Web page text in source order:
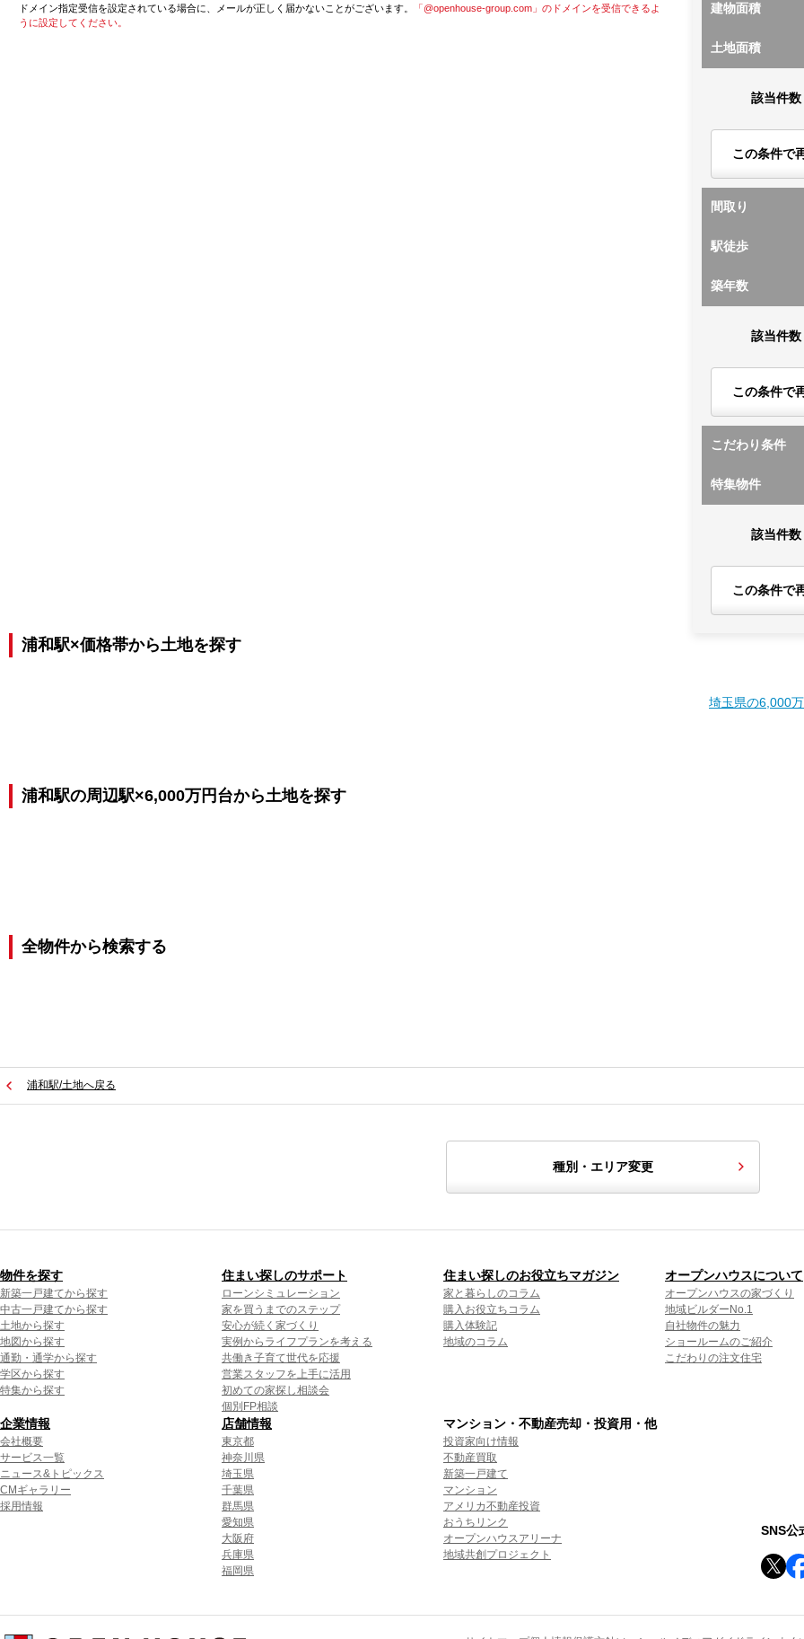
ドメイン指定受信を設定されている場合に、メールが正しく届かないことがございます。
「@openhouse-group.com」のドメインを受信できるよ
うに設定してください。
建物面積
土地面積
該当件数
この条件で
間取り
駅徒歩
築年数
該当件数
この条件で
こだわり条件
特集物件
該当件数
この条件で
浦和駅×価格帯から土地を探す
埼玉県の6,000
浦和駅の周辺駅×6,000万円台から土地を探す
全物件から検索する
浦和駅/土地へ戻る
種別・エリア変更
物件を探す
新築一戸建てから探す
中古一戸建てから探す
土地から探す
地図から探す
通勤・通学から探す
学区から探す
特集から探す
住まい探しのサポート
ローンシミュレーション
家を買うまでのステップ
安心が続く家づくり
実例からライフプランを考える
共働き子育て世代を応援
営業スタッフを上手に活用
初めての家探し相談会
個別FP相談
住まい探しのお役立ちマガジン
家と暮らしのコラム
購入お役立ちコラム
購入体験記
地域のコラム
オープンハウスについて
オープンハウスの家づくり
地域ビルダーNo.1
自社物件の魅力
ショールームのご紹介
こだわりの注文住宅
企業情報
会社概要
サービス一覧
ニュース&トピックス
CMギャラリー
採用情報
店舗情報
東京都
神奈川県
埼玉県
千葉県
群馬県
愛知県
大阪府
兵庫県
福岡県
マンション・不動産売却・投資用・他
投資家向け情報
不動産買取
新築一戸建て
マンション
アメリカ不動産投資
おうちリンク
オープンハウスアリーナ
地域共創プロジェクト
SNS公